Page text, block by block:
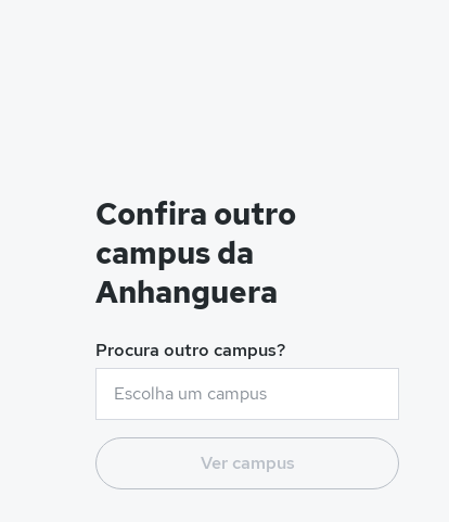
Confira outro
campus da
Anhanguera
Procura outro campus?
Ver campus